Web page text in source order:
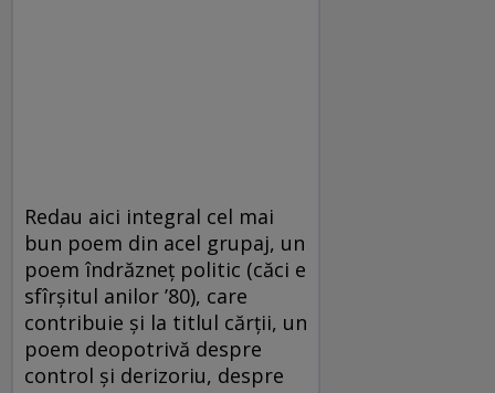
Redau aici integral cel mai
bun poem din acel grupaj, un
poem îndrăzneţ politic (căci e
sfîrşitul anilor ’80), care
contribuie şi la titlul cărţii, un
poem deopotrivă despre
control şi derizoriu, despre